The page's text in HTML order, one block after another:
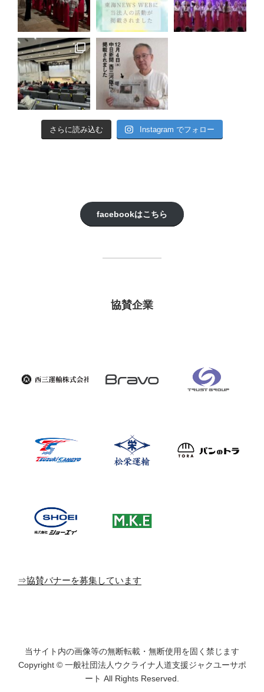
さらに読み込む Instagram でフォロー
facebookはこちら
協賛企業
⇒協賛バナーを募集しています
当サイト内の画像等の無断転載・無断使用を固く禁じます
Copyright © 一般社団法人ウクライナ人道支援ジャクユーサポ
ート All Rights Reserved.